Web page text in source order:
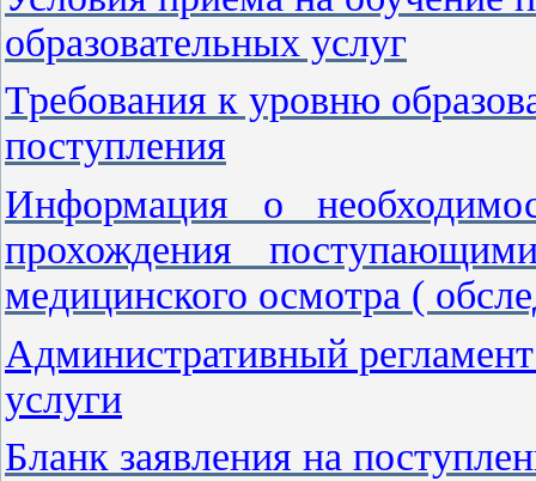
образовательных услуг
Требования к уровню
поступления
Информация о
прохождения
медицинского осмотра (
Административный
услуги
Бланк заявления на